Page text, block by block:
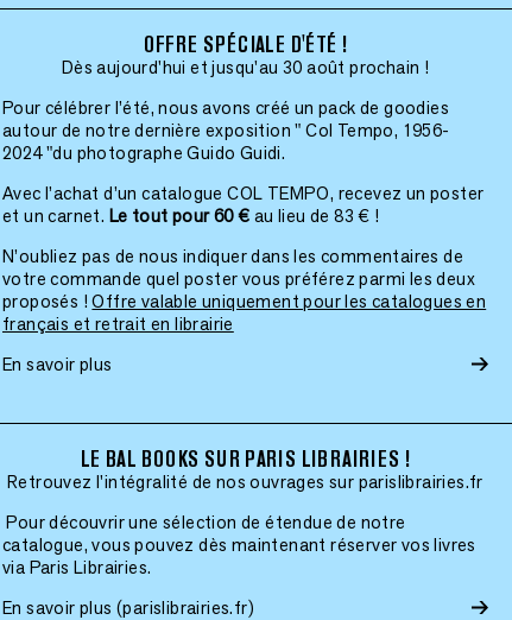
OFFRE SPÉCIALE D'ÉTÉ !
Dès aujourd'hui et jusqu'au 30 août prochain !
Pour célébrer l’été, nous avons créé un pack de goodies
autour de notre dernière exposition " Col Tempo, 1956-
2024 "du photographe Guido Guidi.
Avec l’achat d’un catalogue COL TEMPO, recevez un poster
et un carnet. Le tout pour 60 € au lieu de 83 € !
N’oubliez pas de nous indiquer dans les commentaires de
votre commande quel poster vous préférez parmi les deux
proposés !Offre valable uniquement pour les catalogues en
français et retrait en librairie
En savoir plus
LE BAL BOOKS SUR PARIS LIBRAIRIES !
Retrouvez l'intégralité de nos ouvrages sur parislibrairies.fr
Pour découvrir une sélection de étendue de notre
catalogue, vous pouvez dès maintenant réserver vos livres
via Paris Librairies.
En savoir plus (parislibrairies.fr)